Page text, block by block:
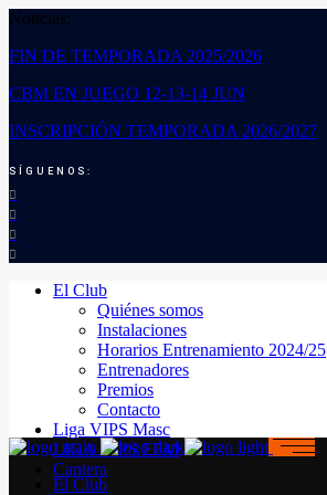
Noticias:
FIN DE TEMPORADA 2025/2026
CBM EN JUEGO 12-13-14 JUN
INSCRIPCIÓN TEMPORADA 2026/2027
SÍGUENOS:
El Club
Quiénes somos
Instalaciones
Horarios Entrenamiento 2024/25
Entrenadores
Premios
Contacto
Liga VIPS Masc
LIGA VIPS FEM
Cantera
El Club